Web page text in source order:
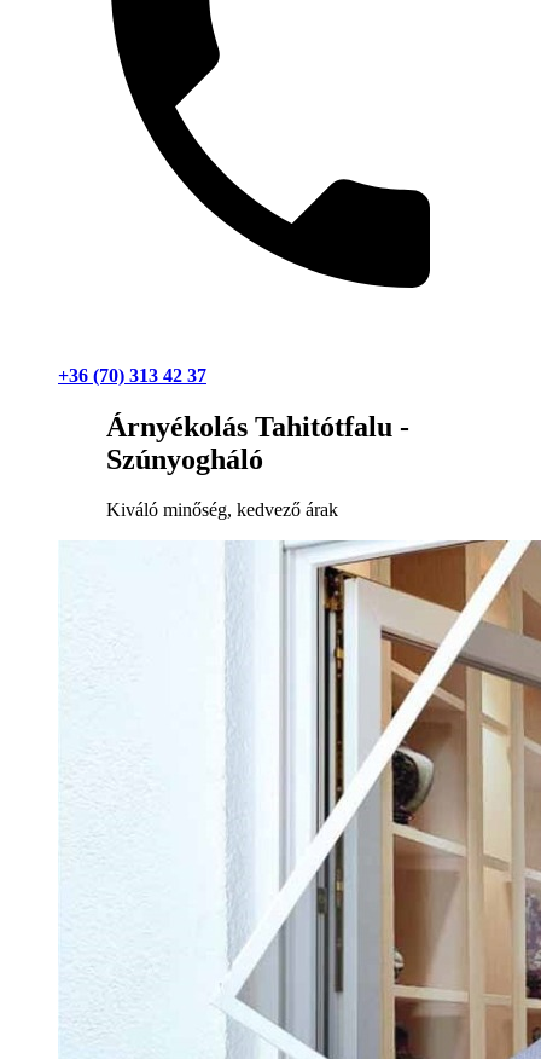
+36 (70) 313 42 37
Árnyékolás Tahitótfalu -
Szúnyogháló
Kiváló minőség, kedvező árak